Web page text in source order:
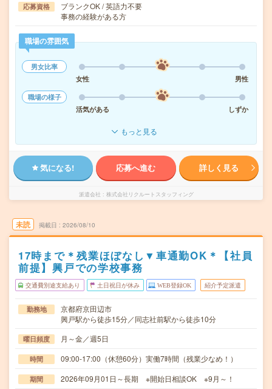
応募資格
ブランクOK / 英語力不要
事務の経験がある方
職場の雰囲気
男女比率
女性
男性
職場の様子
活気がある
しずか
もっと見る
気になる! 応募へ進む 詳しく見る
派遣会社 株式会社リクルートスタッフィング
未読 掲載日 2026/08/10
17時まで＊残業ほぼなし▼車通勤OK＊【社員
前提】興戸での学校事務
交通費別途支給あり 土日祝日が休み WEB登録OK 紹介予定派遣
勤務地
京都府京田辺市
興戸駅から徒歩15分／同志社前駅から徒歩10分
曜日頻度 月～金／週5日
時間 09:00-17:00（休憩60分）実働7時間（残業少なめ！）
期間 2026年09月01日～長期 ※開始日相談OK ※9月～！